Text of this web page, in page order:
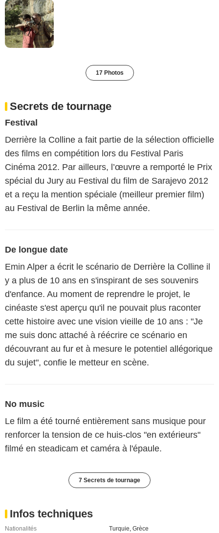
17 Photos
Secrets de tournage
Festival
Derrière la Colline a fait partie de la sélection officielle
des films en compétition lors du Festival Paris
Cinéma 2012. Par ailleurs, l’œuvre a remporté le Prix
spécial du Jury au Festival du film de Sarajevo 2012
et a reçu la mention spéciale (meilleur premier film)
au Festival de Berlin la même année.
De longue date
Emin Alper a écrit le scénario de Derrière la Colline il
y a plus de 10 ans en s'inspirant de ses souvenirs
d'enfance. Au moment de reprendre le projet, le
cinéaste s'est aperçu qu'il ne pouvait plus raconter
cette histoire avec une vision vieille de 10 ans : "Je
me suis donc attaché à réécrire ce scénario en
découvrant au fur et à mesure le potentiel allégorique
du sujet", confie le metteur en scène.
No music
Le film a été tourné entièrement sans musique pour
renforcer la tension de ce huis-clos "en extérieurs"
filmé en steadicam et caméra à l'épaule.
7 Secrets de tournage
Infos techniques
Nationalités Turquie Grèce